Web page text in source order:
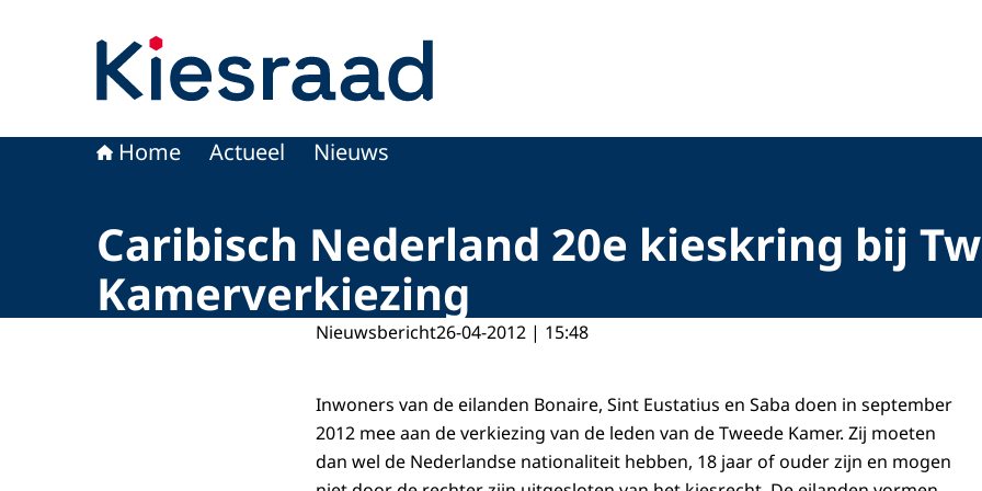
Home Actueel Nieuws
Caribisch Nederland 20e kieskring bij
Kamerverkiezing
Nieuwsbericht26-04-2012 | 15:48
Inwoners van de eilanden Bonaire, Sint Eustatius en Saba doen in september
2012 mee aan de verkiezing van de leden van de Tweede Kamer. Zij moeten
dan wel de Nederlandse nationaliteit hebben, 18 jaar of ouder zijn en mogen